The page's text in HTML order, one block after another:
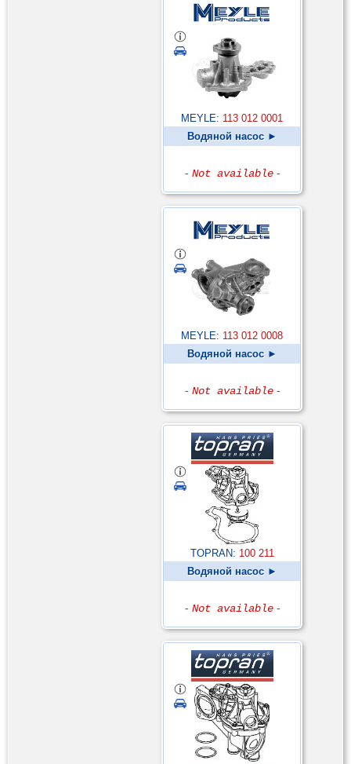
MEYLE: 113 012 0001
Водяной насос ►
- Not available -
MEYLE: 113 012 0008
Водяной насос ►
- Not available -
TOPRAN: 100 211
Водяной насос ►
- Not available -